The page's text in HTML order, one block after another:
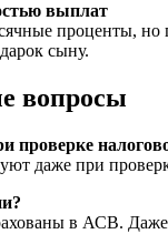
выплат
проценты,
сыну.
вопросы
проверке
даже при
в АСВ.